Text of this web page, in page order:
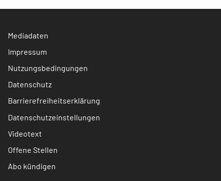
Mediadaten
Impressum
Nutzungsbedingungen
Datenschutz
Barrierefreiheitserklärung
Datenschutzeinstellungen
Videotext
Offene Stellen
Abo kündigen